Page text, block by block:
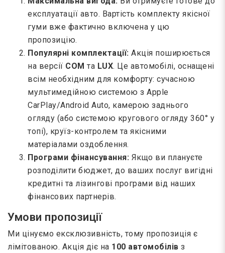
експлуатації авто. Вартість комплекту якісної
гуми вже фактично включена у цю
пропозицію.
Популярні комплектації: Акція поширюється
на версії COM та LUX. Це автомобілі, оснащені
всім необхідним для комфорту: сучасною
мультимедійною системою з Apple
CarPlay/Android Auto, камерою заднього
огляду (або системою кругового огляду 360° у
топі), круїз-контролем та якісними
матеріалами оздоблення.
Програми фінансування: Якщо ви плануєте
розподілити бюджет, до ваших послуг вигідні
кредитні та лізингові програми від наших
фінансових партнерів.
Умови пропозиції
Ми цінуємо ексклюзивність, тому пропозиція є
лімітованою. Акція діє на 100 автомобілів з